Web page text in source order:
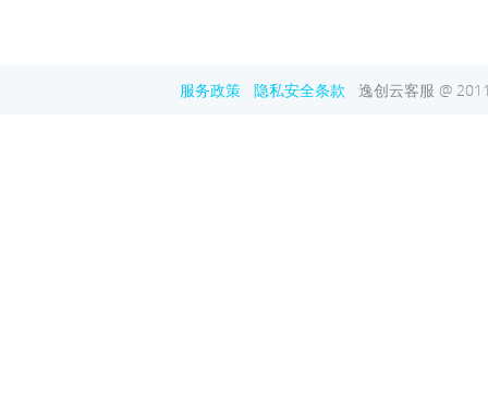
服务政策 隐私安全条款 逸创云客服 @